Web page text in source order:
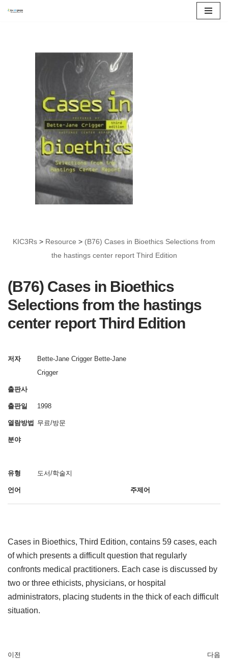
KIC3Rs > Resource > (B76) Cases in Bioethics Selections from
the hastings center report Third Edition
(B76) Cases in Bioethics
Selections from the hastings
center report Third Edition
저자
Bette-Jane Crigger Bette-Jane
Crigger
출판사
출판일 1998
열람방법 무료/방문
분야
유형 도서/학술지
언어 주제어
Cases in Bioethics, Third Edition, contains 59 cases, each
of which presents a difficult question that regularly
confronts medical practitioners. Each case is discussed by
two or three ethicists, physicians, or hospital
administrators, placing students in the thick of each difficult
situation.
이전 다음